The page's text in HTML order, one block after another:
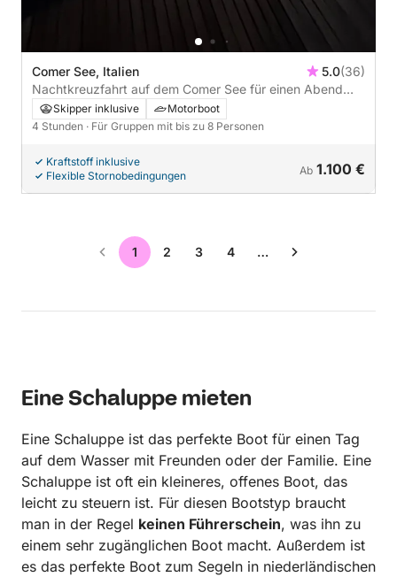
Comer See, Italien 5.0(36)
Nachtkreuzfahrt auf dem Comer See für einen Abend
unter den Sternen
Skipper inklusive
Motorboot
4 Stunden · Für Gruppen mit bis zu 8 Personen
Kraftstoff inklusive
Flexible Stornobedingungen
Ab 1.100 €
1 2 3 4 …
Eine Schaluppe mieten
Eine Schaluppe ist das perfekte Boot für einen Tag
auf dem Wasser mit Freunden oder der Familie. Eine
Schaluppe ist oft ein kleineres, offenes Boot, das
leicht zu steuern ist. Für diesen Bootstyp braucht
man in der Regel keinen Führerschein, was ihn zu
einem sehr zugänglichen Boot macht. Außerdem ist
es das perfekte Boot zum Segeln in niederländischen